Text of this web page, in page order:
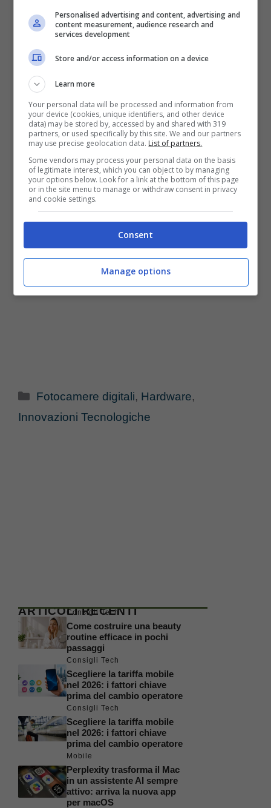
Categorie
Fotocamere digitali, Hardware,
Innovazioni Tecnologiche
ARTICOLI RECENTI
Consigli Tech
Come costruire una beauty
routine efficace in pochi
passaggi
Consigli Tech
Scegliere la tariffa mobile
nel 2026: i fattori chiave
prima del cambio operatore
Consigli Tech
Scegliere la tariffa mobile
nel 2026: i fattori chiave
prima del cambio operatore
Mobile
Perplexity trasforma il Mac
in un assistente AI sempre
attivo: arriva la nuova app
per macOS
Personalised advertising and content, advertising and
content measurement, audience research and
services development
Store and/or access information on a device
Learn more
Your personal data will be processed and information from
your device (cookies, unique identifiers, and other device
data) may be stored by, accessed by and shared with 319
partners, or used specifically by this site. We and our partners
may use precise geolocation data. List of partners.
Some vendors may process your personal data on the basis
of legitimate interest, which you can object to by managing
your options below. Look for a link at the bottom of this page
or in the site menu to manage or withdraw consent in privacy
and cookie settings.
Consent
Manage options